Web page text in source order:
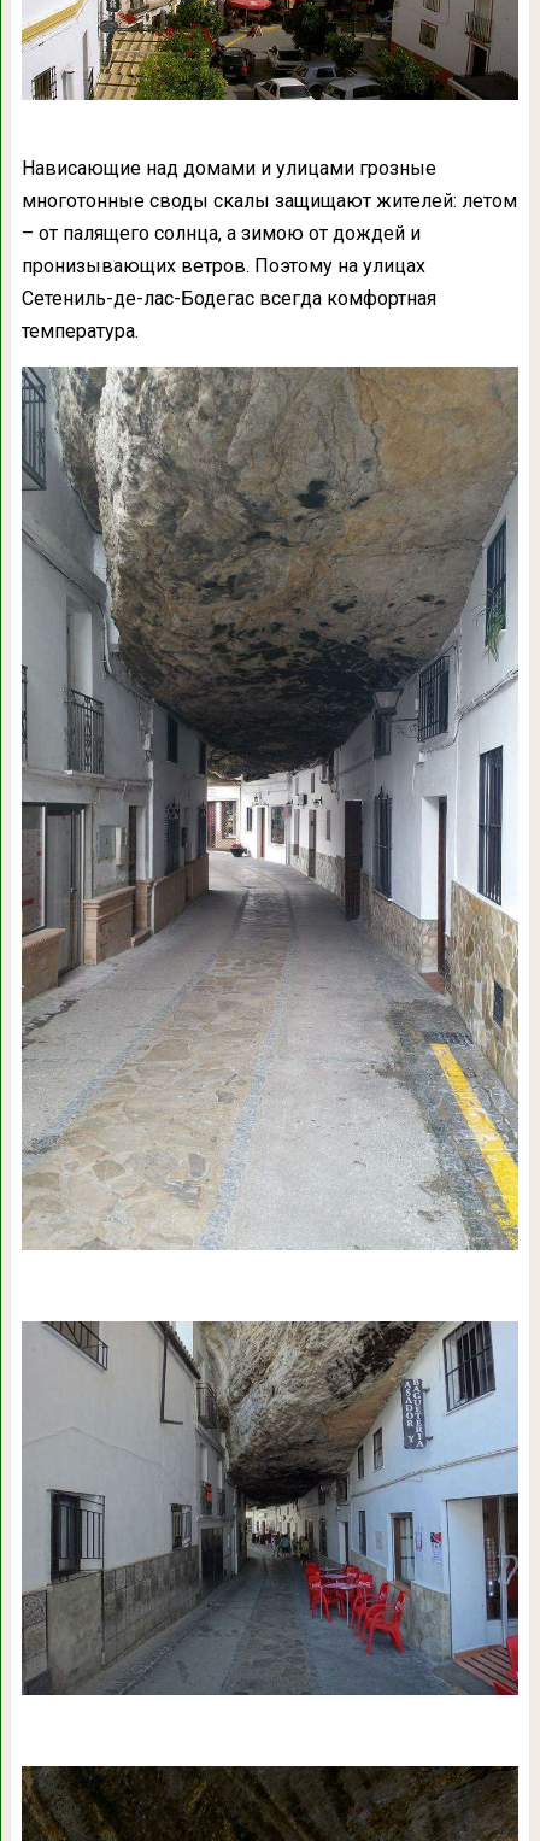
Нависающие над домами и улицами грозные
многотонные своды скалы защищают жителей: летом
– от палящего солнца, а зимою от дождей и
пронизывающих ветров. Поэтому на улицах
Сетениль-де-лас-Бодегас всегда комфортная
температура.